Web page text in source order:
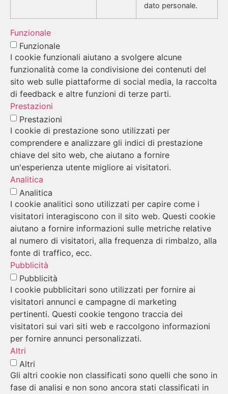
dato personale.
Funzionale
Funzionale
I cookie funzionali aiutano a svolgere alcune
funzionalità come la condivisione dei contenuti del
sito web sulle piattaforme di social media, la raccolta
di feedback e altre funzioni di terze parti.
Prestazioni
Prestazioni
I cookie di prestazione sono utilizzati per
comprendere e analizzare gli indici di prestazione
chiave del sito web, che aiutano a fornire
un'esperienza utente migliore ai visitatori.
Analitica
Analitica
I cookie analitici sono utilizzati per capire come i
visitatori interagiscono con il sito web. Questi cookie
aiutano a fornire informazioni sulle metriche relative
al numero di visitatori, alla frequenza di rimbalzo, alla
fonte di traffico, ecc.
Pubblicità
Pubblicità
I cookie pubblicitari sono utilizzati per fornire ai
visitatori annunci e campagne di marketing
pertinenti. Questi cookie tengono traccia dei
visitatori sui vari siti web e raccolgono informazioni
per fornire annunci personalizzati.
Altri
Altri
Gli altri cookie non classificati sono quelli che sono in
fase di analisi e non sono ancora stati classificati in